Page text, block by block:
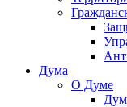
Дума
О Думе